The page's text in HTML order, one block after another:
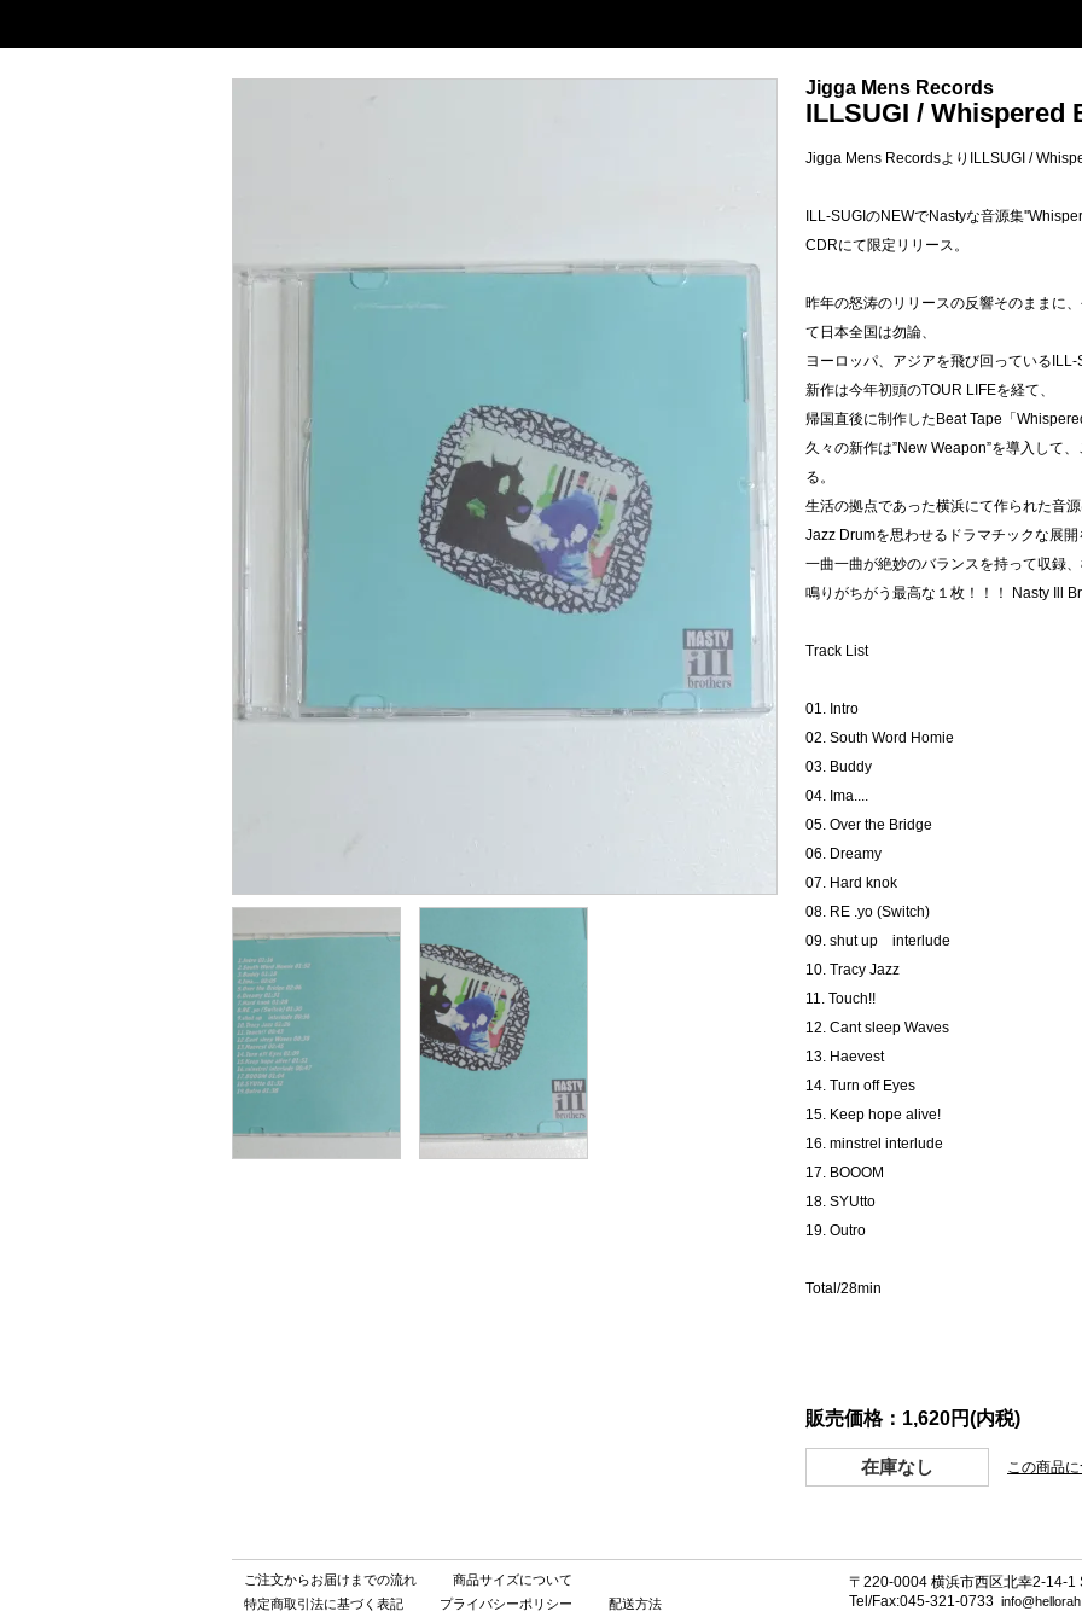
Jigga Mens Records
ILLSUGI / Whispered
Jigga Mens RecordsよりILLSUGI /
ILL-SUGIのNEWでNastyな音源集
CDRにて限定リリース。
昨年の怒涛のリリースの反響そのままに
て日本全国は勿論、
ヨーロッパ、アジアを飛び回っているILL-
新作は今年初頭のTOUR LIFEを経て、
帰国直後に制作したBeat Tape「
久々の新作は”New Weapon”を導入して
る。
生活の拠点であった横浜にて作られた音
Jazz Drumを思わせるドラマチックな展開
一曲一曲が絶妙のバランスを持って収録、
鳴りがちがう最高な１枚！！！ Nasty Ill
Track List
01. Intro
02. South Word Homie
03. Buddy
04. Ima....
05. Over the Bridge
06. Dreamy
07. Hard knok
08. RE .yo (Switch)
09. shut up interlude
10. Tracy Jazz
11. Touch!!
12. Cant sleep Waves
13. Haevest
14. Turn off Eyes
15. Keep hope alive!
16. minstrel interlude
17. BOOOM
18. SYUtto
19. Outro
Total/28min
販売価格：1,620円(内税)
在庫なし この商品
ご注文からお届けまでの流れ
商品サイズについて
特定商取引法に基づく表記
プライバシーポリシー 配送方法
〒220-0004 横浜市西区北幸2-14-1
Tel/Fax:045-321-0733